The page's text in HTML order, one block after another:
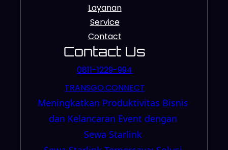
Layanan
Service
Contact
Contact Us
0811-1229-994
TRANSGO.CONNECT
Meningkatkan Produktivitas Bisnis
dan Kelancaran Event dengan
Sewa Starlink